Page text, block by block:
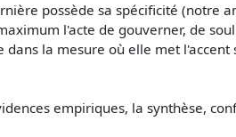
possède sa spécificité (notre
l'acte de gouverner, de
la mesure où elle met
empiriques, la synthèse,